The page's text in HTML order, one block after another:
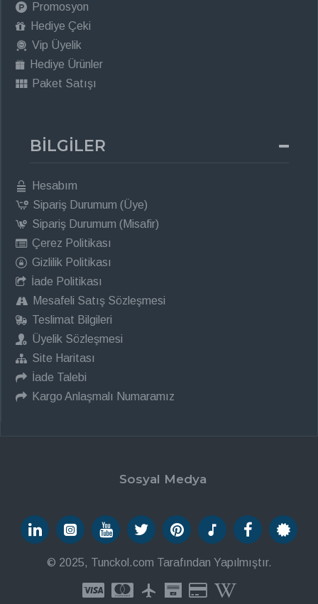
Promosyon
Hediye Çeki
Vip Üyelik
Hediye Ürünler
Paket Satışı
BİLGİLER
Hesabım
Sipariş Durumum (Üye)
Sipariş Durumum (Misafir)
Çerez Politikası
Gizlilik Politikası
İade Politikası
Mesafeli Satış Sözleşmesi
Teslimat Bilgileri
Üyelik Sözleşmesi
Site Haritası
İade Talebi
Kargo Anlaşmalı Numaramız
Sosyal Medya
© 2025, Tunckol.com Tarafından Yapılmıştır.